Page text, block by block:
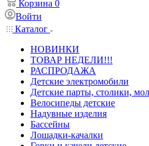
Корзина 0
Войти
Каталог
НОВИНКИ
ТОВАР НЕДЕЛИ!!!
РАСПРОДАЖА
Детские электромобили
Детские парты, столики,
Велосипеды детские
Надувные изделия
Бассейны
Лошадки-качалки